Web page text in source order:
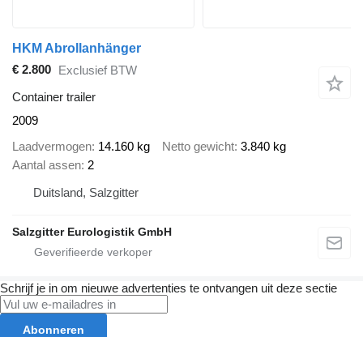
HKM Abrollanhänger
€ 2.800 Exclusief BTW
Container trailer
2009
Laadvermogen 14.160 kg Netto gewicht 3.840 kg
Aantal assen 2
Duitsland, Salzgitter
Salzgitter Eurologistik GmbH
Schrijf je in om nieuwe advertenties te ontvangen uit deze sectie
Abonneren